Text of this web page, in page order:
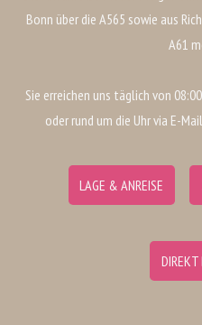
Bonn über die A565 sowie aus
A61
Sie erreichen uns täglich von
oder rund um die Uhr via E-
LAGE & ANREISE
DIREKT